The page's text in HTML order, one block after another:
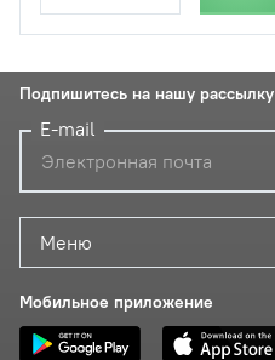
Меню
Мобильное приложение
Подпишитесь на нашу рассылку
E-mail